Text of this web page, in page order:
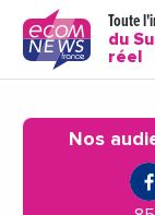
Toute
du
réel
Nos